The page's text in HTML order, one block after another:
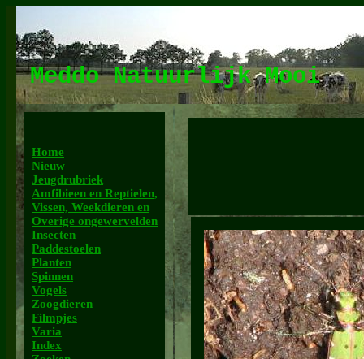
Meddo Natuurlijk Mooi
Home
Nieuw
Jeugdrubriek
Amfibieen en Reptielen,
Vissen, Weekdieren en
Overige ongewervelden
Insecten
Paddestoelen
Planten
Spinnen
Vogels
Zoogdieren
Filmpjes
Varia
Index